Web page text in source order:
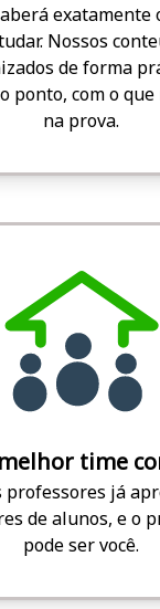
exatamente
Nossos
de forma
ponto, com o que
na prova.
time
professores já
de alunos, e o
pode ser você.